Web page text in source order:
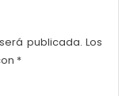
publicada. Los
*